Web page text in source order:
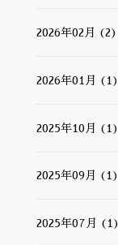
2026年02月 (2)
2026年01月 (1)
2025年10月 (1)
2025年09月 (1)
2025年07月 (1)